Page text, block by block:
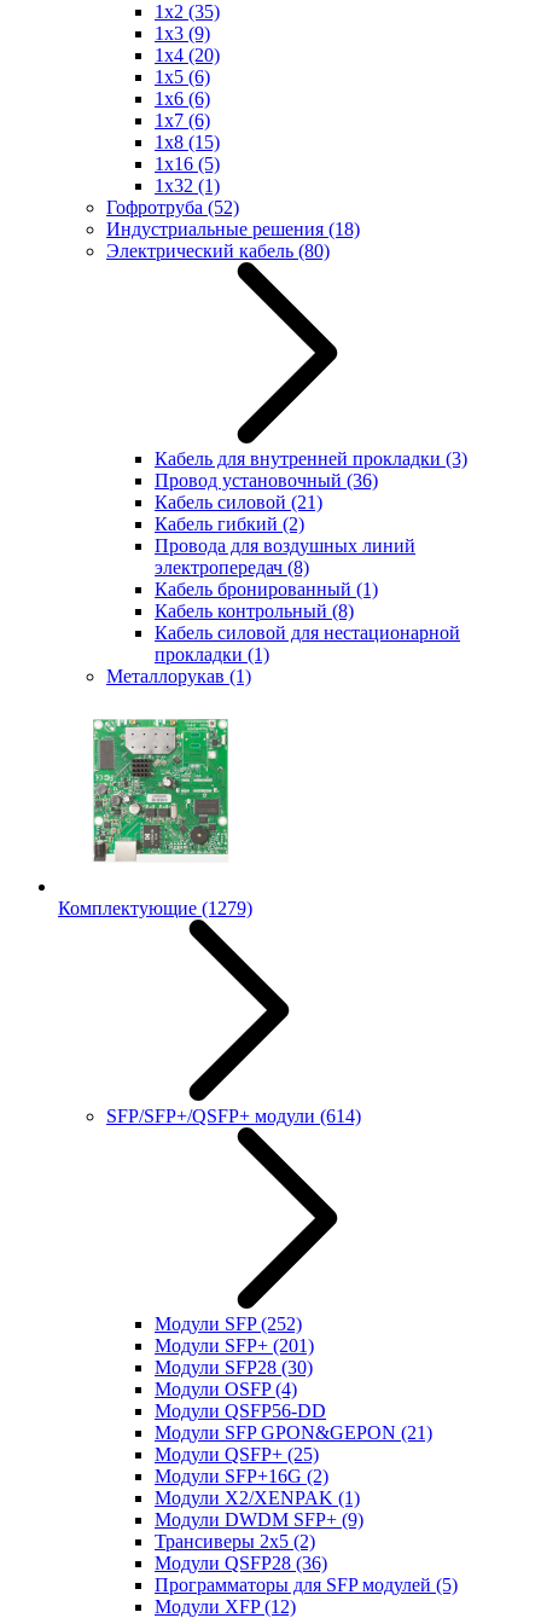
1x2 (35)
1x3 (9)
1x4 (20)
1x5 (6)
1x6 (6)
1x7 (6)
1x8 (15)
1x16 (5)
1x32 (1)
Гофротруба (52)
Индустриальные решения (18)
Электрический кабель (80)
Кабель для внутренней прокладки (3)
Провод установочный (36)
Кабель силовой (21)
Кабель гибкий (2)
Провода для воздушных линий
электропередач (8)
Кабель бронированный (1)
Кабель контрольный (8)
Кабель силовой для нестационарной
прокладки (1)
Металлорукав (1)
Комплектующие (1279)
SFP/SFP+/QSFP+ модули (614)
Модули SFP(252)
Модули SFP+ (201)
Модули SFP28 (30)
Модули OSFP(4)
Модули QSFP56-DD
Модули SFP GPON&GEPON (21)
Модули QSFP+ (25)
Модули SFP+16G (2)
Модули X2/XENPAK (1)
Модули DWDM SFP+ (9)
Трансиверы 2x5 (2)
Модули QSFP28 (36)
Программаторы для SFP модулей (5)
Модули XFP(12)